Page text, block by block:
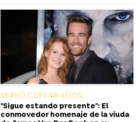
MURIÓ CON 48 AÑOS
"Sigue estando presente": El
conmovedor homenaje de la viuda